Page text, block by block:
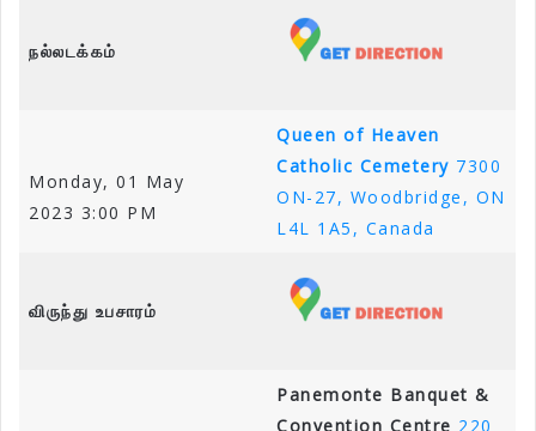
நல்லடக்கம்
Monday, 01 May
2023 3:00 PM
Queen of Heaven
Catholic Cemetery 7300
ON-27, Woodbridge, ON
L4L 1A5, Canada
விருந்து உபசாரம்
Panemonte Banquet &
Convention Centre 220